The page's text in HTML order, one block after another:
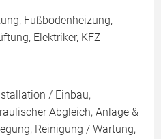
Fußbodenheizung,
Elektriker, KFZ
/ Einbau,
Abgleich, Anlage &
Reinigung / Wartung,